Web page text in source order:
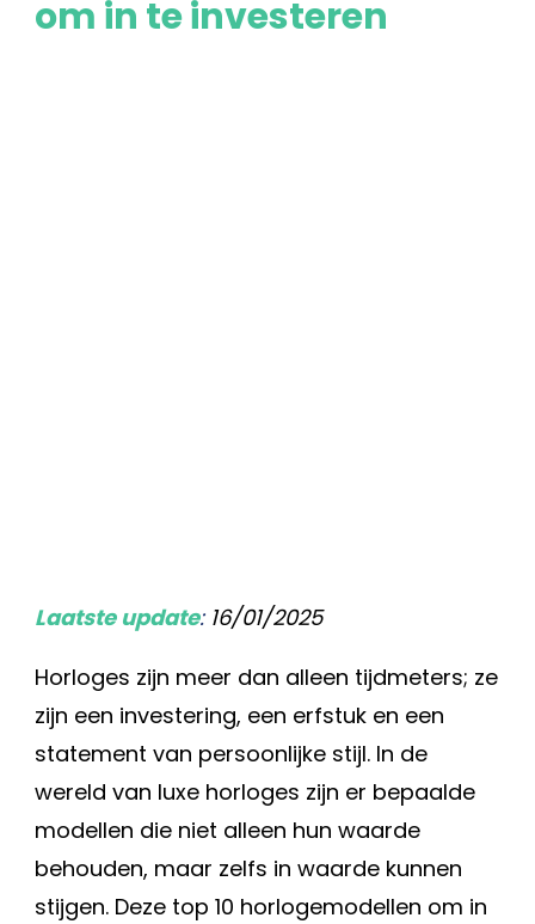
om in te investeren
Laatste update: 16/01/2025
Horloges zijn meer dan alleen tijdmeters; ze
zijn een investering, een erfstuk en een
statement van persoonlijke stijl. In de
wereld van luxe horloges zijn er bepaalde
modellen die niet alleen hun waarde
behouden, maar zelfs in waarde kunnen
stijgen. Deze top 10 horlogemodellen om in